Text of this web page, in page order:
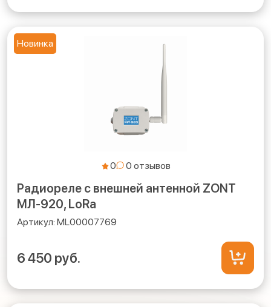
Новинка
0
Радиореле с внешней антенной ZONT
МЛ-920, LoRa
ML00007769
6 450 руб.